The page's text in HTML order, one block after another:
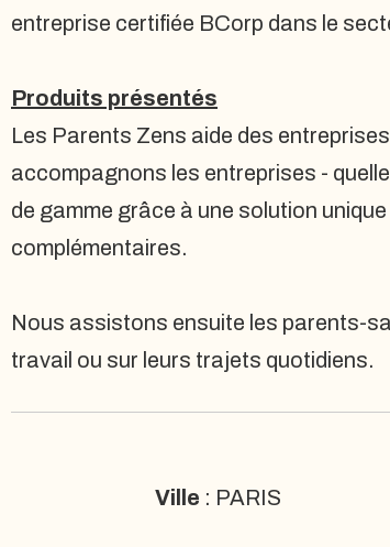
entreprise certifiée BCorp dans le
Produits présentés
Les Parents Zens aide des
accompagnons les entreprises -
de gamme grâce à une solution
complémentaires.
Nous assistons ensuite les parents-
travail ou sur leurs trajets quotidiens.
Ville : PARIS